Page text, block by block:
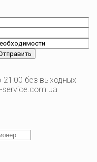
21:00 без выходных
service.com.ua